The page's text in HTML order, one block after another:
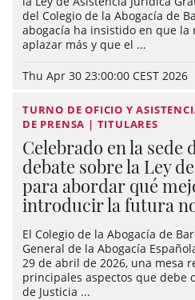
del Colegio de la Abogacía de
abogacía ha insistido en que la
aplazar más y que el ...
Thu Apr 30 23:00:00 CEST 2026
TURNO DE OFICIO Y
DE PRENSA | TITULARES
Celebrado en la sede
debate sobre la Ley
para abordar qué
introducir la futura
El Colegio de la Abogacía de
General de la Abogacía
29 de abril de 2026, una mesa
principales aspectos que debe
de Justicia ...